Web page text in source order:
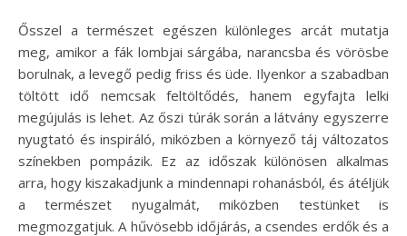
Ősszel a természet egészen különleges arcát mutatja
meg, amikor a fák lombjai sárgába, narancsba és vörösbe
borulnak, a levegő pedig friss és üde. Ilyenkor a szabadban
töltött idő nemcsak feltöltődés, hanem egyfajta lelki
megújulás is lehet. Az őszi túrák során a látvány egyszerre
nyugtató és inspiráló, miközben a környező táj változatos
színekben pompázik. Ez az időszak különösen alkalmas
arra, hogy kiszakadjunk a mindennapi rohanásból, és átéljük
a természet nyugalmát, miközben testünket is
megmozgatjuk. A hűvösebb időjárás, a csendes erdők és a